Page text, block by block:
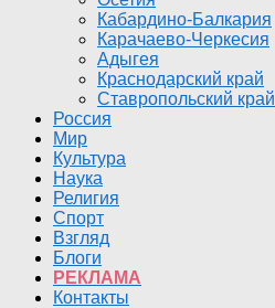
Кабардино-Балкария
Карачаево-Черкесия
Адыгея
Краснодарский край
Ставропольский край
Россия
Мир
Культура
Наука
Религия
Спорт
Взгляд
Блоги
РЕКЛАМА
Контакты